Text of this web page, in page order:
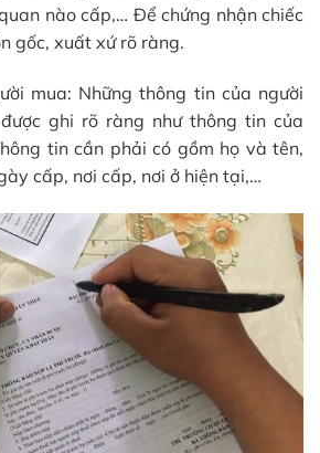
nào cấp,… Để chứng nhận chiếc
gốc, xuất xứ rõ ràng.
mua: Những thông tin của người
ghi rõ ràng như thông tin của
tin cần phải có gồm họ và tên,
cấp, nơi cấp, nơi ở hiện tại,…